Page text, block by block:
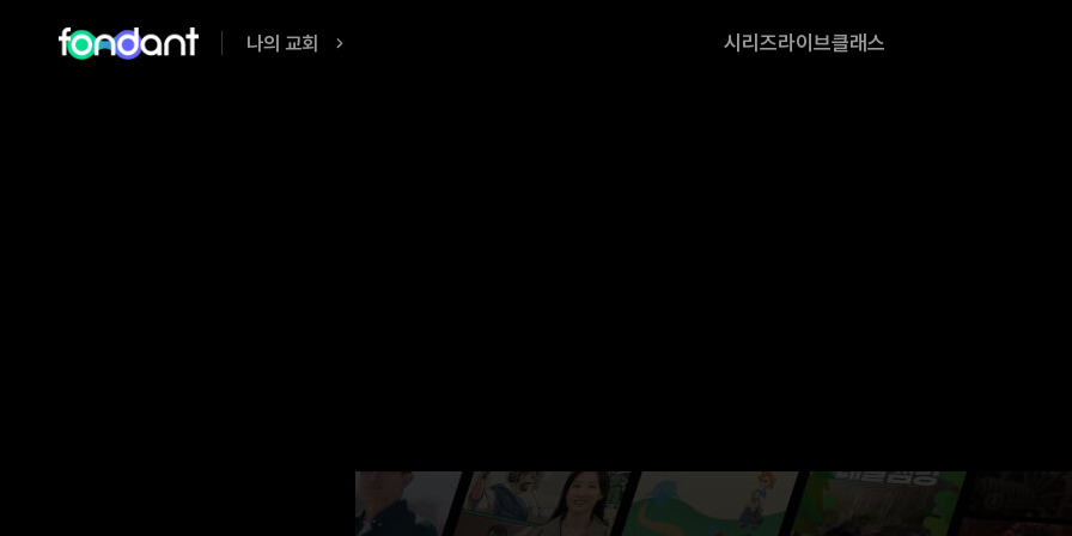
나의 교회 시리즈라이브클래스